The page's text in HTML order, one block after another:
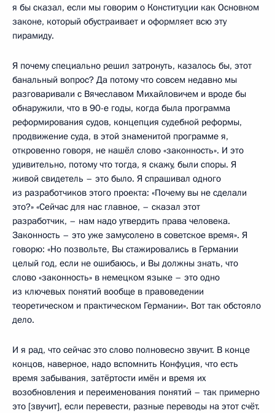
я бы сказал, если мы говорим о Конституции как Основном
законе, который обустраивает и оформляет всю эту
пирамиду.
Я почему специально решил затронуть, казалось бы, этот
банальный вопрос? Да потому что совсем недавно мы
разговаривали с Вячеславом Михайловичем и вроде бы
обнаружили, что в 90-е годы, когда была программа
реформирования судов, концепция судебной реформы,
продвижение суда, в этой знаменитой программе я,
откровенно говоря, не нашёл слово «законность». И это
удивительно, потому что тогда, я скажу, были споры. Я
живой свидетель – это было. Я спрашивал одного
из разработчиков этого проекта: «Почему вы не сделали
это?» «Сейчас для нас главное, – сказал этот
разработчик, – нам надо утвердить права человека.
Законность – это уже замусолено в советское время». Я
говорю: «Но позвольте, Вы стажировались в Германии
целый год, если не ошибаюсь, и Вы должны знать, что
слово «законность» в немецком языке – это одно
из ключевых понятий вообще в правоведении
теоретическом и практическом Германии». Вот так обстояло
дело.
И я рад, что сейчас это слово полновесно звучит. В конце
концов, наверное, надо вспомнить Конфуция, что есть
время забывания, затёртости имён и время их
возобновления и переименования понятий – так примерно
это [звучит], если перевести, разные переводы на этот счёт.